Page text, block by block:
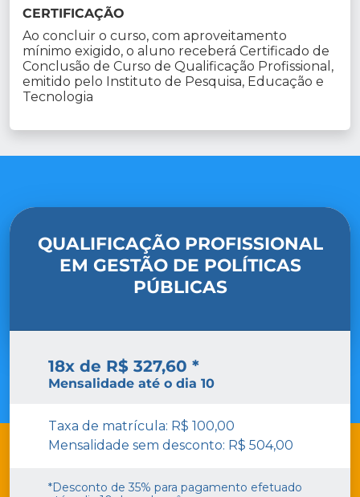
CERTIFICAÇÃO
Ao concluir o curso, com aproveitamento
mínimo exigido, o aluno receberá Certificado de
Conclusão de Curso de Qualificação Profissional,
emitido pelo Instituto de Pesquisa, Educação e
Tecnologia
QUALIFICAÇÃO PROFISSIONAL
EM GESTÃO DE POLÍTICAS
PÚBLICAS
18x de R$ 327,60 *
Mensalidade até o dia 10
Taxa de matrícula: R$ 100,00
Mensalidade sem desconto: R$ 504,00
*Desconto de 35% para pagamento efetuado